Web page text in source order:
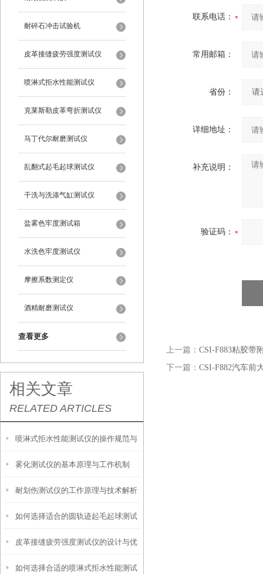
耐碎石冲击试验机
皮革接缝疲劳强度测试仪
喷淋式拒水性能测试仪
克莱斯勒皮革弯折测试仪
马丁代尔耐磨测试仪
乱翻式起毛起球测试仪
干洗与洗涤气缸测试仪
盐雾色牢度测试箱
水洗色牢度测试仪
摩擦系数测定仪
酒精耐磨测试仪
查看更多
相关文章
RELATED ARTICLES
喷淋式拒水性能测试仪的操作规范与
应用指南
雾化测试仪的基本原理与工作机制
耐划伤测试仪的工作原理与技术解析
如何选择适合的圆轨迹起毛起球测试
仪？
皮革接缝疲劳强度测试仪的设计与优
化
如何选择合适的喷淋式拒水性能测试
联系电话：
常用邮箱：
省份：
详细地址：
补充说明：
验证码：
上一篇： CSI-F883粘胶带
下一篇： CSI-F882汽车前